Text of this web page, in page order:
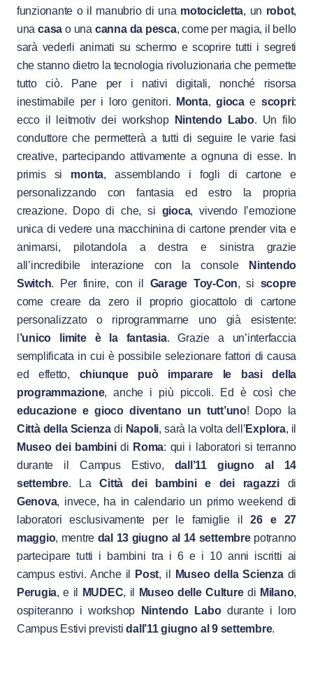
funzionante o il manubrio di una motocicletta, un robot,
una casa o una canna da pesca, come per magia, il bello
sarà vederli animati su schermo e scoprire tutti i segreti
che stanno dietro la tecnologia rivoluzionaria che permette
tutto ciò. Pane per i nativi digitali, nonché risorsa
inestimabile per i loro genitori.
Monta,giocae scopri:
ecco il leitmotiv dei workshop
Nintendo Labo. Un filo
conduttore che permetterà a tutti di seguire le varie fasi
creative, partecipando attivamente a ognuna di esse. In
primis si monta, assemblando i fogli di cartone e
personalizzando con fantasia ed estro la propria
creazione. Dopo di che, si gioca, vivendo l’emozione
unica di vedere una macchinina di cartone prender vita e
animarsi, pilotandola a destra e sinistra grazie
all’incredibile interazione con la console
Nintendo
Switch. Per finire, con il Garage Toy-Con, si scopre
come creare da zero il proprio giocattolo di cartone
personalizzato o riprogrammarne uno già esistente:
’unico limite è la fantasia. Grazie a un’interfaccia
semplificata in cui è possibile selezionare fattori di causa
ed effetto, chiunque può imparare
le basi della
programmazione, anche i più piccoli. Ed è così che
educazione e giocodiventano un tutt’uno! Dopo la
Città della Scienza di Napoli, sarà la volta dell’Explora, il
Museo dei bambinidi Roma: qui i laboratori si terranno
durante il Campus Estivo, dall’11 giugno al 14
settembre. LaCittà dei bambini e dei ragazzidi
Genova, invece, ha in calendario un primo weekend di
laboratori esclusivamente per le famiglie il26 e 27
maggio, mentre dal 13 giugno al 14 settembrepotranno
partecipare tutti i bambini tra i 6 e i 10 anni iscritti ai
campus estivi. Anche il
Post, il Museo della Scienza di
Perugia, e il MUDEC, il Museo delle Culturedi Milano,
ospiteranno i workshop
Nintendo Labodurante i loro
Campus Estivi previstidall’11 giugno al 9 settembre.